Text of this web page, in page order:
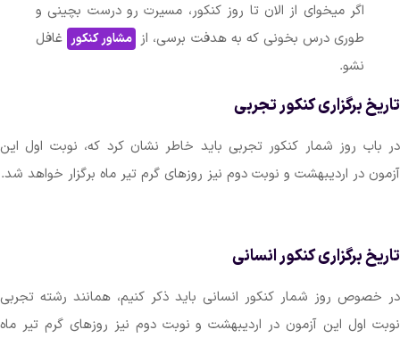
اگر میخوای از الان تا روز کنکور، مسیرت رو درست بچینی و
طوری درس بخونی که به هدفت برسی، ازمشاور کنکورغافل
کنکور تجربی
روز شمار کنکور تجربی باید خاطر نشان کرد که، نوبت اول این
اردیبهشت و نوبت دوم نیز روزهای گرم تیر ماه برگزار خواهد شد.
کنکور انسانی
روز شمار کنکور انسانی باید ذکر کنیم، همانند رشته تجربی
این آزمون در اردیبهشت و نوبت دوم نیز روزهای گرم تیر ماه